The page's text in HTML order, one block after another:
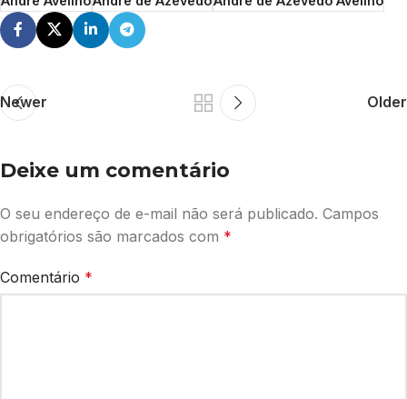
Newer Older
Deixe um comentário
O seu endereço de e-mail não será publicado. Campos
obrigatórios são marcados com *
Comentário *